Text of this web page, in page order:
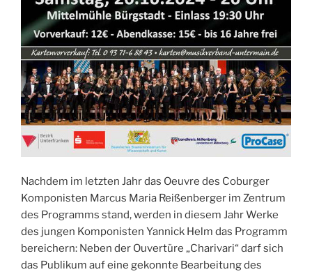
Nachdem im letzten Jahr das Oeuvre des Coburger
Komponisten Marcus Maria Reißenberger im Zentrum
des Programms stand, werden in diesem Jahr Werke
des jungen Komponisten Yannick Helm das Programm
bereichern: Neben der Ouvertüre „Charivari“ darf sich
das Publikum auf eine gekonnte Bearbeitung des